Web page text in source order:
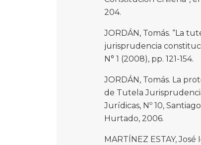
204.
JORDÁN, Tomás. “La
jurisprudencia
N° 1 (2008), pp. 121-154.
JORDÁN, Tomás. La
de Tutela
Jurídicas, Nº 10,
Hurtado, 2006.
MARTÍNEZ ESTAY,